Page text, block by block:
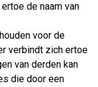
de naam van
voor de
verbindt zich ertoe
van derden kan
die door een